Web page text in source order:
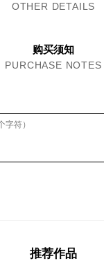
OTHER DETAILS
购买须知
PURCHASE NOTES
推荐作品